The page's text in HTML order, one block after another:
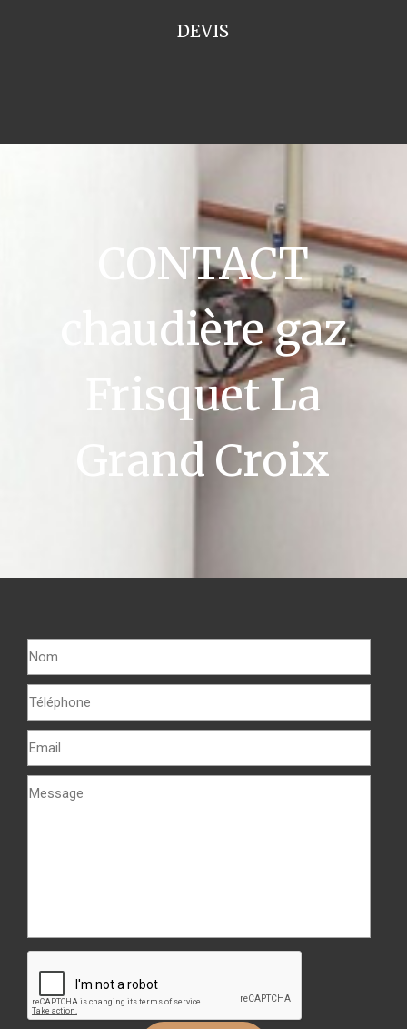
DEVIS
CONTACT
chaudière gaz
Frisquet La
Grand Croix